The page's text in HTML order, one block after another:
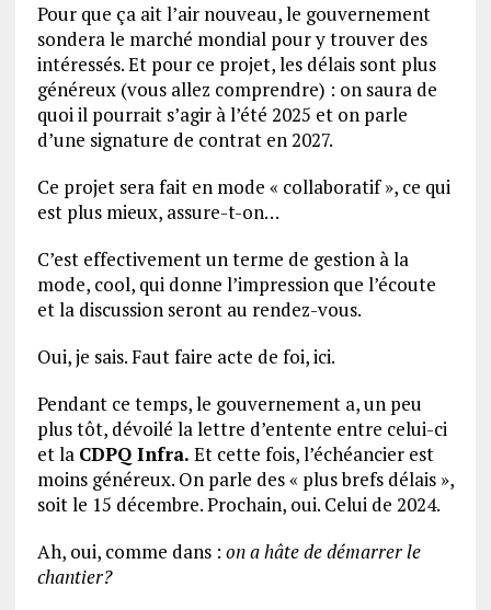
Pour que ça ait l’air nouveau, le gouvernement
sondera le marché mondial pour y trouver des
intéressés. Et pour ce projet, les délais sont plus
généreux (vous allez comprendre) : on saura de
quoi il pourrait s’agir à l’été 2025 et on parle
d’une signature de contrat en 2027.
Ce projet sera fait en mode « collaboratif », ce qui
est plus mieux, assure-t-on…
C’est effectivement un terme de gestion à la
mode, cool, qui donne l’impression que l’écoute
et la discussion seront au rendez-vous.
Oui, je sais. Faut faire acte de foi, ici.
Pendant ce temps, le gouvernement a, un peu
plus tôt, dévoilé la lettre d’entente entre celui-ci
et la CDPQ Infra. Et cette fois, l’échéancier est
moins généreux. On parle des « plus brefs délais »,
soit le 15 décembre. Prochain, oui. Celui de 2024.
Ah, oui, comme dans : on a hâte de démarrer le
chantier?